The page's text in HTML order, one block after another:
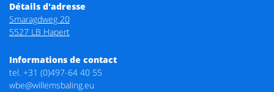
Détails d'adresse
Smaragdweg 20
5527 LB Hapert
Informations de contact
tel. +31 (0)497-64 40 55
wbe@willemsbaling.eu